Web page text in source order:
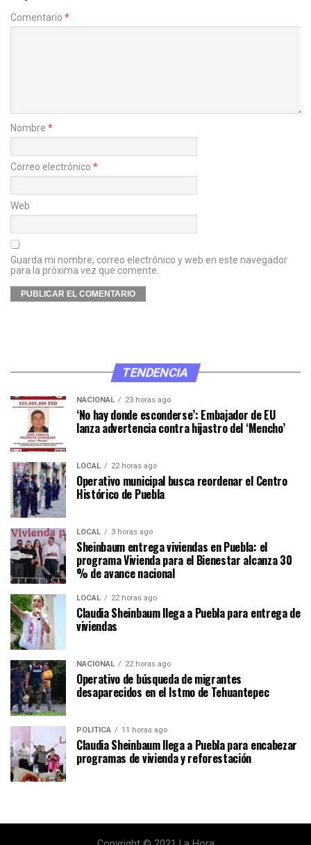
Comentario *
Nombre *
Correo electrónico *
Web
Guarda mi nombre, correo electrónico y web en este navegador
para la próxima vez que comente.
TENDENCIA
NACIONAL 23 horas ago
‘No hay donde esconderse’: Embajador de EU
lanza advertencia contra hijastro del ‘Mencho’
LOCAL 22 horas ago
Operativo municipal busca reordenar el Centro
Histórico de Puebla
LOCAL 3 horas ago
Sheinbaum entrega viviendas en Puebla: el
programa Vivienda para el Bienestar alcanza 30
% de avance nacional
LOCAL 22 horas ago
Claudia Sheinbaum llega a Puebla para entrega de
viviendas
NACIONAL 22 horas ago
Operativo de búsqueda de migrantes
desaparecidos en el Istmo de Tehuantepec
POLÍTICA 11 horas ago
Claudia Sheinbaum llega a Puebla para encabezar
programas de vivienda y reforestación